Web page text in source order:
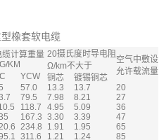
橡套软电缆
缆计算重量
KM
20摄氏度时导电阻
Ω/km不大于
空气中敷设
允许载流量
YCW 铜芯
镀锡铜芯
57.0 13.3 13.7
20
79.5 7.98 8.21
27
118.7 4.95 5.09
36
167.3 3.30 3.39
47
234.8 1.91 1.95
65
311.6 1.21 1.24
85